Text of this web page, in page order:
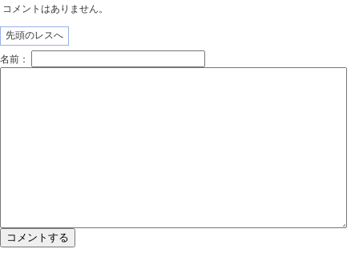
コメントはありません。
先頭のレスへ
名前：